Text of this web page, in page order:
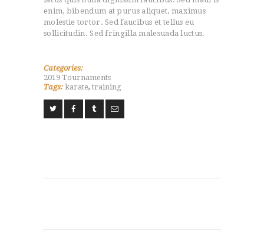
enim, bibendum at purus aliquet, maximus
molestie tortor. Sed faucibus et tellus eu
sollicitudin. Sed fringilla malesuada luctus.
Categories:
2019 Tournaments
Tags: karate, training